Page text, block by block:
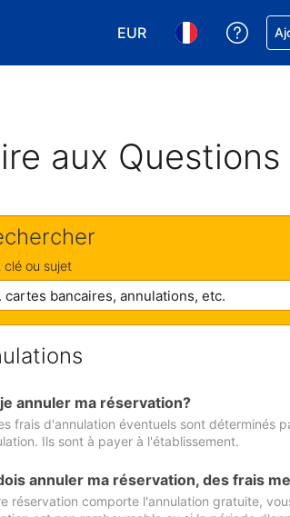
EUR
Choisissez votre
Choisissez
aux Questions
clé ou sujet
annuler ma réservation?
frais d'annulation éventuels sont déterminés
Ils sont à payer à l'établissement.
annuler ma réservation, des frais
réservation comporte l'annulation gratuite,